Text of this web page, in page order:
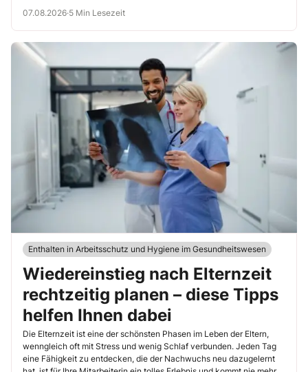
07.08.2026·5 Min Lesezeit
Enthalten in Arbeitsschutz und Hygiene im Gesundheitswesen
Wiedereinstieg nach Elternzeit
rechtzeitig planen – diese Tipps
helfen Ihnen dabei
Die Elternzeit ist eine der schönsten Phasen im Leben der Eltern,
wenngleich oft mit Stress und wenig Schlaf verbunden. Jeden Tag
eine Fähigkeit zu entdecken, die der Nachwuchs neu dazugelernt